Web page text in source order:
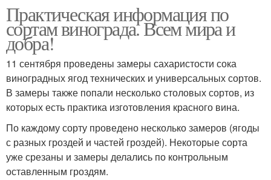
Практическая информация по
сортам винограда. Всем мира и
добра!
11 сентября проведены замеры сахаристости сока
виноградных ягод технических и универсальных сортов.
В замеры также попали несколько столовых сортов, из
которых есть практика изготовления красного вина.
По каждому сорту проведено несколько замеров (ягоды
с разных гроздей и частей гроздей). Некоторые сорта
уже срезаны и замеры делались по контрольным
оставленным гроздям.